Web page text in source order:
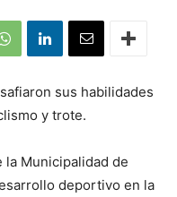
sus habilidades
y trote.
la Municipalidad de
deportivo en la